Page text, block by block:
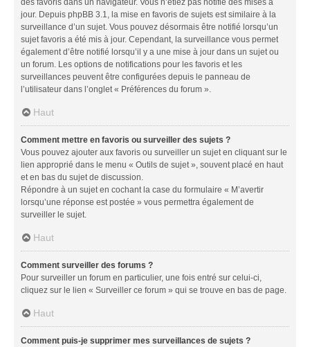
des favoris dans un navigateur. Vous n’étiez pas notifié des mises à
jour. Depuis phpBB 3.1, la mise en favoris de sujets est similaire à la
surveillance d’un sujet. Vous pouvez désormais être notifié lorsqu’un
sujet favoris a été mis à jour. Cependant, la surveillance vous permet
également d’être notifié lorsqu’il y a une mise à jour dans un sujet ou
un forum. Les options de notifications pour les favoris et les
surveillances peuvent être configurées depuis le panneau de
l’utilisateur dans l’onglet « Préférences du forum ».
Haut
Comment mettre en favoris ou surveiller des sujets ?
Vous pouvez ajouter aux favoris ou surveiller un sujet en cliquant sur le
lien approprié dans le menu « Outils de sujet », souvent placé en haut
et en bas du sujet de discussion.
Répondre à un sujet en cochant la case du formulaire « M’avertir
lorsqu’une réponse est postée » vous permettra également de
surveiller le sujet.
Haut
Comment surveiller des forums ?
Pour surveiller un forum en particulier, une fois entré sur celui-ci,
cliquez sur le lien « Surveiller ce forum » qui se trouve en bas de page.
Haut
Comment puis-je supprimer mes surveillances de sujets ?